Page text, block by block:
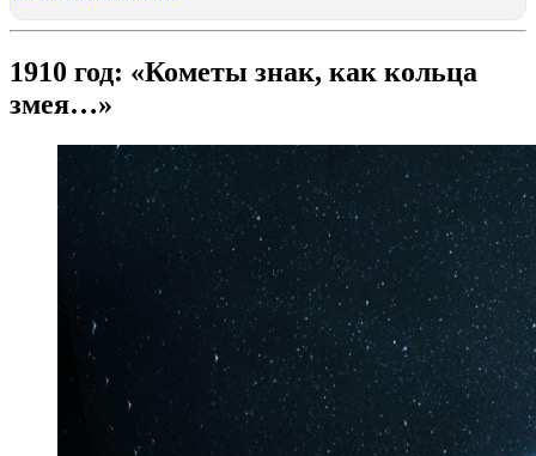
1910 год: «Кометы знак, как кольца
змея…»